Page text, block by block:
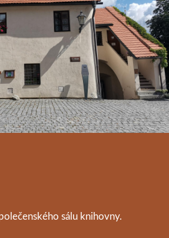
sálu knihovny.